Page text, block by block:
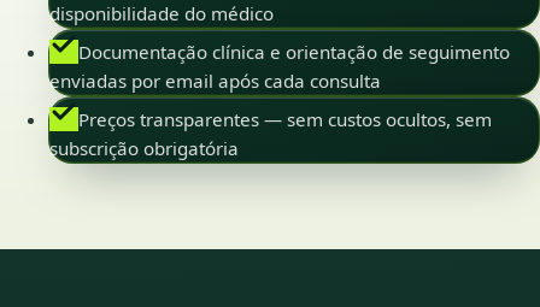
disponibilidade do médico
Documentação clínica e orientação de seguimento
enviadas por email após cada consulta
Preços transparentes — sem custos ocultos, sem
subscrição obrigatória